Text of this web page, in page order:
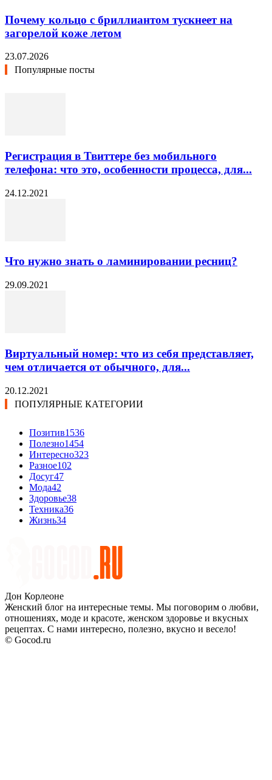
Почему кольцо с бриллиантом тускнеет на
загорелой коже летом
23.07.2026
Популярные посты
Регистрация в Твиттере без мобильного
телефона: что это, особенности процесса, для...
24.12.2021
Что нужно знать о ламинировании ресниц?
29.09.2021
Виртуальный номер: что из себя представляет,
чем отличается от обычного, для...
20.12.2021
ПОПУЛЯРНЫЕ КАТЕГОРИИ
Позитив1536
Полезно1454
Интересно323
Разное102
Досуг47
Мода42
Здоровье38
Техника36
Жизнь34
Дон Корлеоне
Женский блог на интересные темы. Мы поговорим о любви,
отношениях, моде и красоте, женском здоровье и вкусных
рецептах. С нами интересно, полезно, вкусно и весело!
© Gocod.ru